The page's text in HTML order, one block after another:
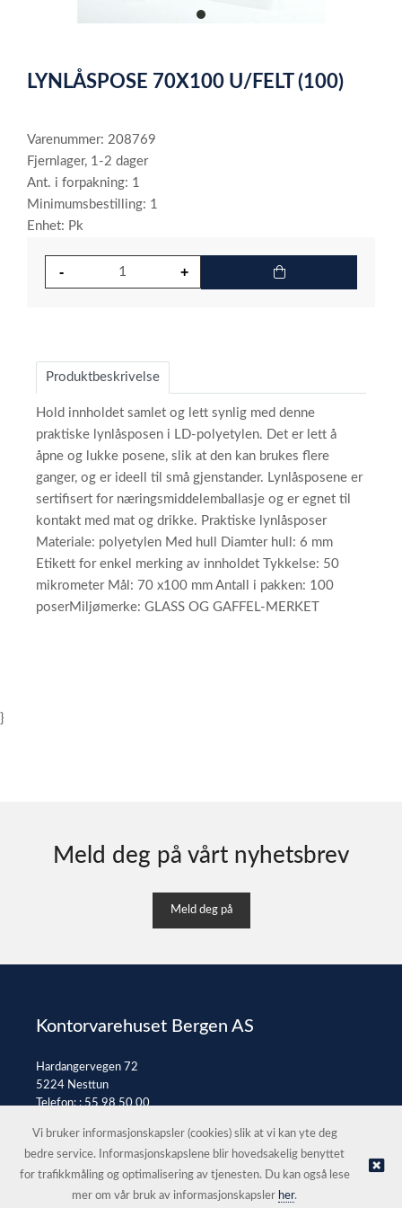
item
of
LYNLÅSPOSE 70X100 U/FELT (100)
Varenummer: 208769
Fjernlager, 1-2 dager
Ant. i forpakning: 1
Minimumsbestilling: 1
Enhet: Pk
Produktbeskrivelse
Hold innholdet samlet og lett synlig med denne
praktiske lynlåsposen i LD-polyetylen. Det er lett å
åpne og lukke posene, slik at den kan brukes flere
ganger, og er ideell til små gjenstander. Lynlåsposene er
sertifisert for næringsmiddelemballasje og er egnet til
kontakt med mat og drikke. Praktiske lynlåsposer
Materiale: polyetylen Med hull Diamter hull: 6 mm
Etikett for enkel merking av innholdet Tykkelse: 50
mikrometer Mål: 70 x100 mm Antall i pakken: 100
poserMiljømerke: GLASS OG GAFFEL-MERKET
}
Meld deg på vårt nyhetsbrev
Meld deg på
Kontorvarehuset Bergen AS
Hardangervegen 72
5224 Nesttun
Telefon: :55 98 50 00
© Kontorvarehuset Bergen AS |Nettbutikk levert av Kréatif
Vi bruker informasjonskapsler (cookies) slik at vi kan yte deg
bedre service. Informasjonskapslene blir hovedsakelig benyttet
for trafikkmåling og optimalisering av tjenesten. Du kan også lese
mer om vår bruk av informasjonskapsler her.